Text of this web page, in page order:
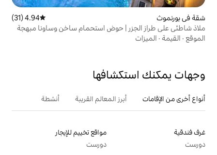
| حوض استحمام ساخن وساونا مبهجة
أبرز المعالم القريبة أنشطة
مواقع تخييم للإيجار
دورست